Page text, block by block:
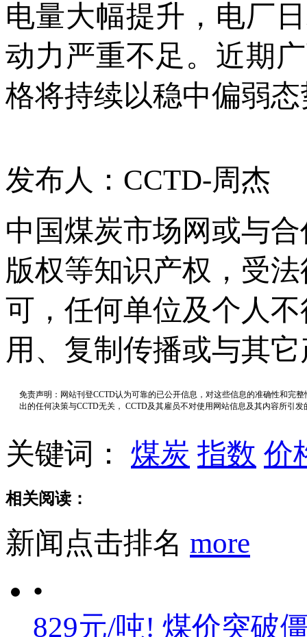
电量大幅提升，电厂
动力严重不足。近期
格将持续以稳中偏弱
发布人：CCTD-周杰
中国煤炭市场网或与
版权等知识产权，受
可，任何单位及个人
用、复制传播或与其
免责声明：网站刊登CCTD认为可靠的已公开信息，对这些信息的准确性和完
出的任何决策与CCTD无关， CCTD及其雇员不对使用网站信息及其内容所引
关键词： 煤炭 指数 价
相关阅读：
新闻点击排名 more
•
829元/吨! 煤价突破